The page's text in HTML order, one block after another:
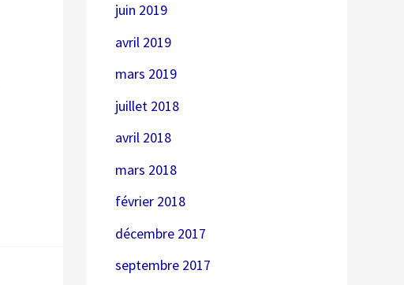
juin 2019
avril 2019
mars 2019
juillet 2018
avril 2018
mars 2018
février 2018
décembre 2017
septembre 2017